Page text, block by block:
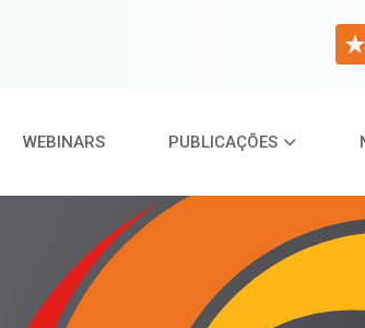
WEBINARS PUBLICAÇÕES